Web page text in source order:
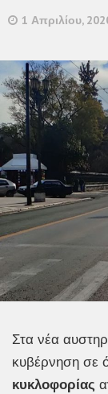
1 Απριλίου,
Στα νέα
κυβέρνηση σε
κυκλοφορίας